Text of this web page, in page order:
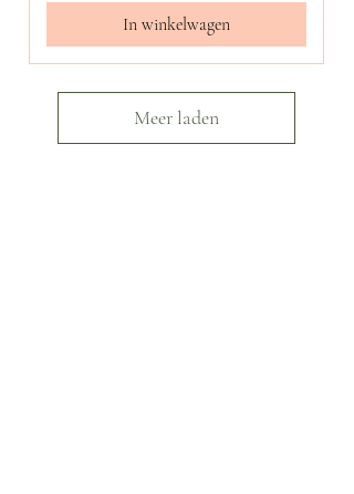
In winkelwagen
Meer laden